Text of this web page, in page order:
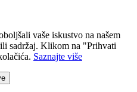
vaše iskustvo na našem
sadržaj. Klikom na "Prihvati
Saznajte više